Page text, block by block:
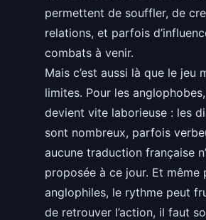
permettent de souffler, de
relations, et parfois
combats à venir.
Mais c’est aussi là que le jeu
limites. Pour les anglophobes,
devient vite laborieuse : les
sont nombreux, parfois
aucune traduction française
proposée à ce jour. Et même
anglophiles, le rythme peut
de retrouver l’action, il faut